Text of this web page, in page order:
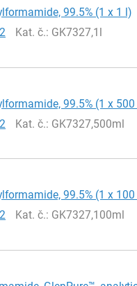
99.5% (1 x 1 l)
Kat. č.: GK7327,1l
99.5% (1 x
Kat. č.: GK7327,500ml
99.5% (1 x
Kat. č.: GK7327,100ml